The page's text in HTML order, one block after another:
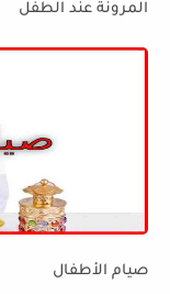
المرونة عند الطفل
صيام الأطفال